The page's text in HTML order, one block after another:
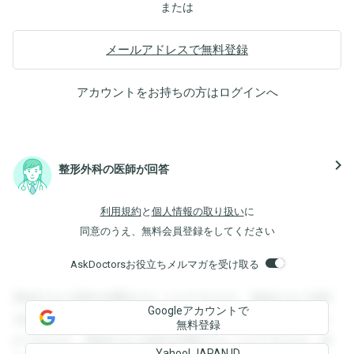
または
メールアドレスで無料登録
アカウントをお持ちの方はログインへ
整形外科の医師が回答 navigate_next
利用規約 と 個人情報の取り扱いに
同意のうえ、無料会員登録をしてください
AskDoctorsお役立ちメルマガを受け取る
登録すると回答を閲覧することができます。登録すると回答
を閲覧することができます。登録すると回答を閲覧すること
ができます。登録すると回答を閲覧することができます。登
Googleアカウントで
無料登録